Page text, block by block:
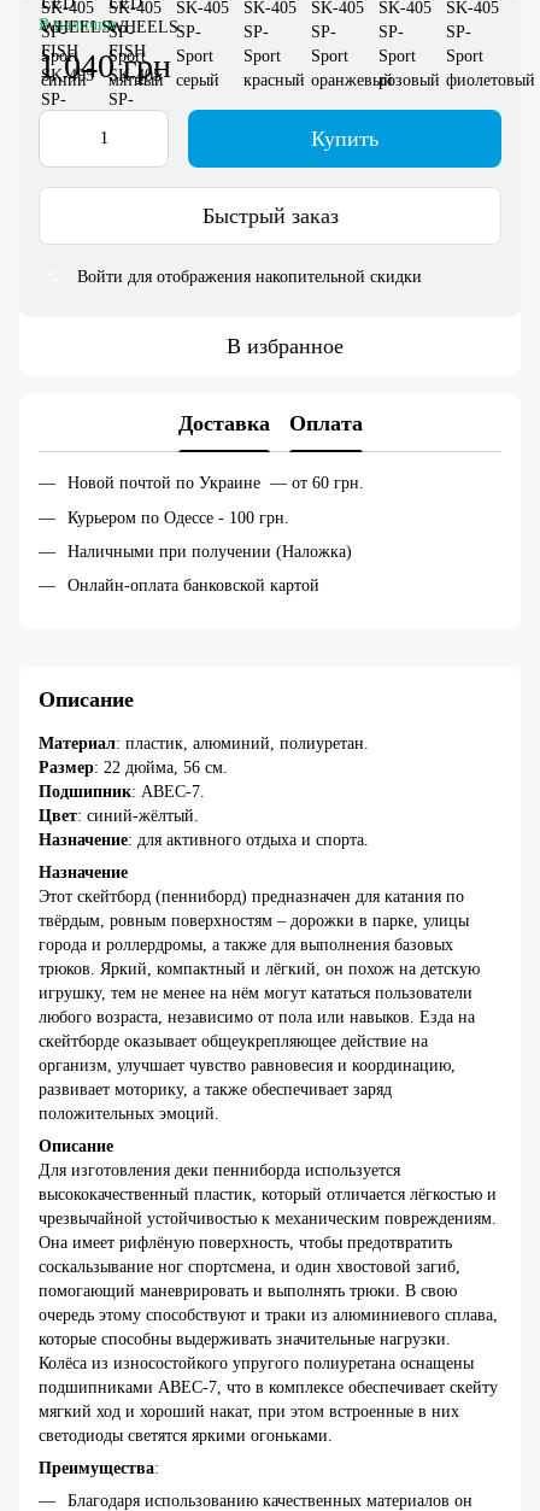
В наличии
1 040 грн
Купить
Быстрый заказ
Войти для отображения накопительной скидки
В избранное
Доставка Оплата
Новой почтой по Украине — от 60 грн.
Курьером по Одессе - 100 грн.
Наличными при получении (Наложка)
Онлайн-оплата банковской картой
Описание
Материал: пластик, алюминий, полиуретан.
Размер: 22 дюйма, 56 см.
Подшипник: АВЕС-7.
Цвет: синий-жёлтый.
Назначение: для активного отдыха и спорта.
Назначение
Этот скейтборд (пенниборд) предназначен для катания по
твёрдым, ровным поверхностям – дорожки в парке, улицы
города и роллердромы, а также для выполнения базовых
трюков. Яркий, компактный и лёгкий, он похож на детскую
игрушку, тем не менее на нём могут кататься пользователи
любого возраста, независимо от пола или навыков. Езда на
скейтборде оказывает общеукрепляющее действие на
организм, улучшает чувство равновесия и координацию,
развивает моторику, а также обеспечивает заряд
положительных эмоций.
Описание
Для изготовления деки пенниборда используется
высококачественный пластик, который отличается лёгкостью и
чрезвычайной устойчивостью к механическим повреждениям.
Она имеет рифлёную поверхность, чтобы предотвратить
соскальзывание ног спортсмена, и один хвостовой загиб,
помогающий маневрировать и выполнять трюки. В свою
очередь этому способствуют и траки из алюминиевого сплава,
которые способны выдерживать значительные нагрузки.
Колёса из износостойкого упругого полиуретана оснащены
подшипниками АВЕС-7, что в комплексе обеспечивает скейту
мягкий ход и хороший накат, при этом встроенные в них
светодиоды светятся яркими огоньками.
Преимущества:
Благодаря использованию качественных материалов он